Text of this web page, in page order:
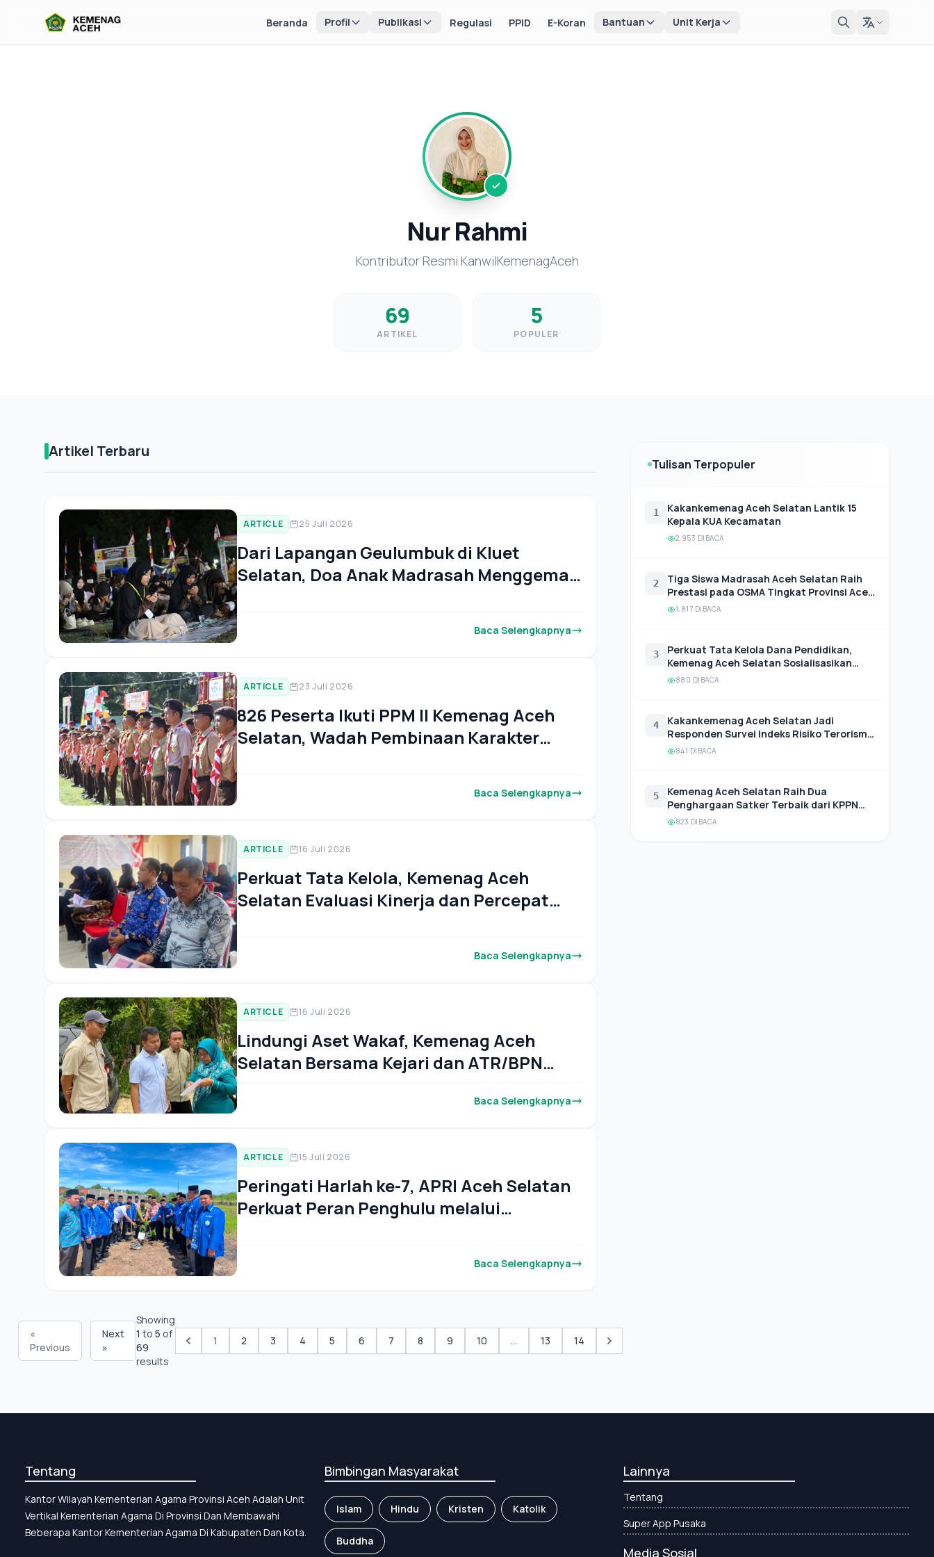
Beranda Profil Publikasi Regulasi PPID E-Koran Bantuan Unit Kerja
Nur Rahmi
Kontributor Resmi KanwilKemenagAceh
69
ARTIKEL
5
POPULER
Artikel Terbaru
ARTICLE 25 Juli 2026
Dari Lapangan Geulumbuk di Kluet
Selatan, Doa Anak Madrasah Menggema
Baca Selengkapnya
ARTICLE 23 Juli 2026
826 Peserta Ikuti PPM II Kemenag Aceh
Selatan, Wadah Pembinaan Karakter
Baca Selengkapnya
ARTICLE 16 Juli 2026
Perkuat Tata Kelola, Kemenag Aceh
Selatan Evaluasi Kinerja dan Percepat
Baca Selengkapnya
ARTICLE 16 Juli 2026
Lindungi Aset Wakaf, Kemenag Aceh
Selatan Bersama Kejari dan ATR/BPN
Baca Selengkapnya
ARTICLE 15 Juli 2026
Peringati Harlah ke-7, APRI Aceh Selatan
Perkuat Peran Penghulu melalui
Baca Selengkapnya
«
Previous
Next
»
Showing
1 to5 of
69
results
1 2 3 4 5 6 7 8 9 10 ... 13 14
Tulisan Terpopuler
1
Kakankemenag Aceh Selatan Lantik 15
Kepala KUA Kecamatan
2,953 DIBACA
2
Tiga Siswa Madrasah Aceh Selatan Raih
Prestasi pada OSMA Tingkat Provinsi Aceh
2025
1,817 DIBACA
3
Perkuat Tata Kelola Dana Pendidikan,
Kemenag Aceh Selatan Sosialisasikan
Juknis BOP RA dan BOS Madrasah 2026
880 DIBACA
4
Kakankemenag Aceh Selatan Jadi
Responden Survei Indeks Risiko Terorisme
BNPT
841 DIBACA
5
Kemenag Aceh Selatan Raih Dua
Penghargaan Satker Terbaik dari KPPN
Tapaktuan
823 DIBACA
Tentang
Kantor Wilayah Kementerian Agama Provinsi Aceh Adalah Unit
Vertikal Kementerian Agama Di Provinsi Dan Membawahi
Beberapa Kantor Kementerian Agama Di Kabupaten Dan Kota.
Bimbingan Masyarakat
Islam Hindu Kristen Katolik
Buddha
Lainnya
Tentang
Super App Pusaka
Media Sosial